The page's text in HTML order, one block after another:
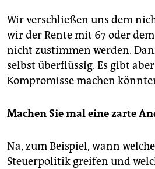
Wir verschließen uns dem
wir der Rente mit 67 oder
nicht zustimmen werden.
selbst überflüssig. Es gibt
Kompromisse machen
Machen Sie mal eine zarte
Na, zum Beispiel, wann
Steuerpolitik greifen und